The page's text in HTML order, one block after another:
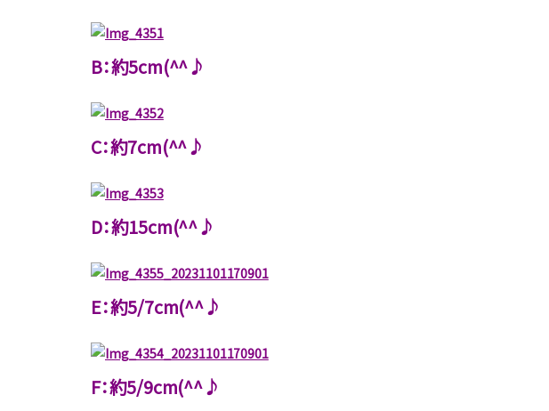
B：約5cm(^^♪
C：約7cm(^^♪
D：約15cm(^^♪
E：約5/7cm(^^♪
F：約5/9cm(^^♪